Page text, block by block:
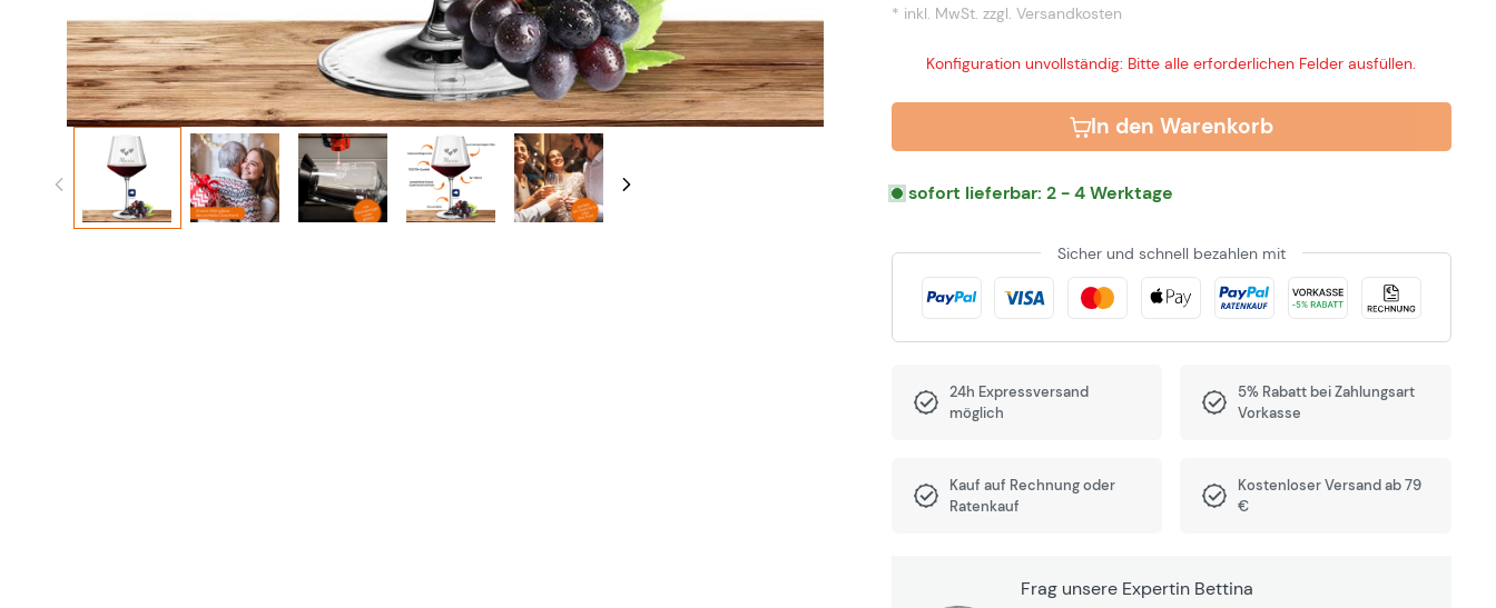
* inkl. MwSt. zzgl. Versandkosten
Konfiguration unvollständig: Bitte alle erforderlichen Felder ausfüllen.
In den Warenkorb
sofort lieferbar: 2 - 4 Werktage
Sicher und schnell bezahlen mit
24h Expressversand
möglich
5% Rabatt bei Zahlungsart
Vorkasse
Kauf auf Rechnung oder
Ratenkauf
Kostenloser Versand ab 79
€
Frag unsere Expertin Bettina